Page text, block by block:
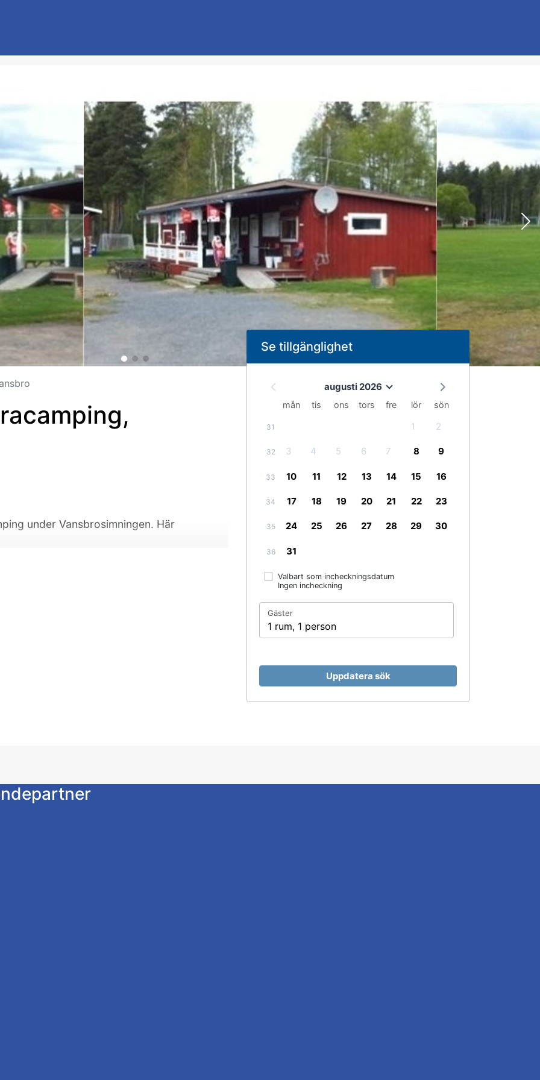
under Vansbrosimningen. Här
Se tillgänglighet
augusti 2026
mån tis ons tors fre lör sön
31 1 2
32 3 4 5 6 7 8 9
33 10 11 12 13 14 15 16
34 17 18 19 20 21 22 23
35 24 25 26 27 28 29 30
36 31
Valbart som incheckningsdatum
Ingen incheckning
Gäster
1 rum, 1 person
Uppdatera sök